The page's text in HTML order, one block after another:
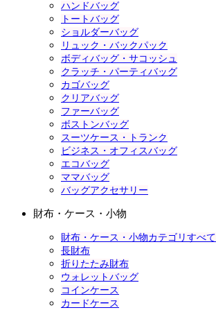
ハンドバッグ
トートバッグ
ショルダーバッグ
リュック・バックパック
ボディバッグ・サコッシュ
クラッチ・パーティバッグ
カゴバッグ
クリアバッグ
ファーバッグ
ボストンバッグ
スーツケース・トランク
ビジネス・オフィスバッグ
エコバッグ
ママバッグ
バッグアクセサリー
財布・ケース・小物
財布・ケース・小物カテゴリすべて
長財布
折りたたみ財布
ウォレットバッグ
コインケース
カードケース